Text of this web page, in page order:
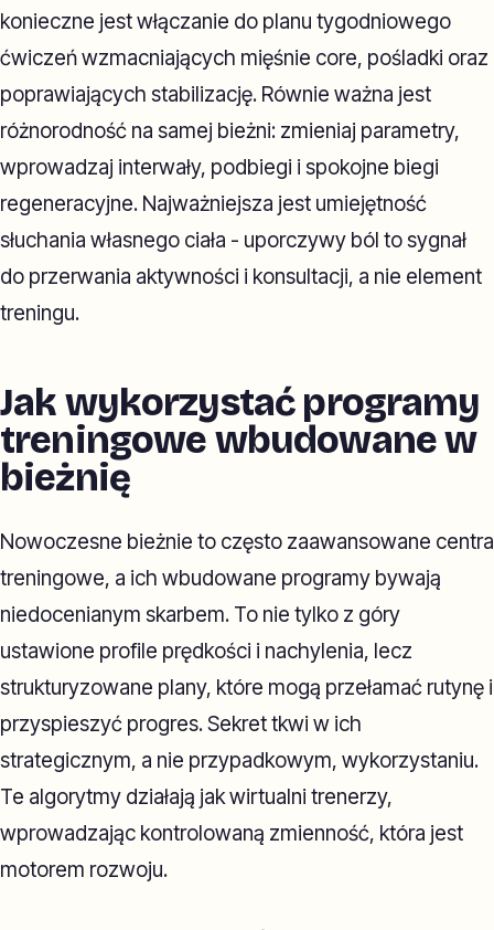
konieczne jest włączanie do planu tygodniowego
ćwiczeń wzmacniających mięśnie core, pośladki oraz
poprawiających stabilizację. Równie ważna jest
różnorodność na samej bieżni: zmieniaj parametry,
wprowadzaj interwały, podbiegi i spokojne biegi
regeneracyjne. Najważniejsza jest umiejętność
słuchania własnego ciała - uporczywy ból to sygnał
do przerwania aktywności i konsultacji, a nie element
treningu.
Jak wykorzystać programy
treningowe wbudowane w
bieżnię
Nowoczesne bieżnie to często zaawansowane centra
treningowe, a ich wbudowane programy bywają
niedocenianym skarbem. To nie tylko z góry
ustawione profile prędkości i nachylenia, lecz
strukturyzowane plany, które mogą przełamać rutynę i
przyspieszyć progres. Sekret tkwi w ich
strategicznym, a nie przypadkowym, wykorzystaniu.
Te algorytmy działają jak wirtualni trenerzy,
wprowadzając kontrolowaną zmienność, która jest
motorem rozwoju.